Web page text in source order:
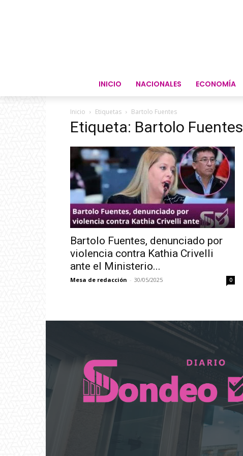
INICIO NACIONALES ECONOMÍA
Inicio Etiquetas Bartolo Fuentes
Etiqueta: Bartolo Fuentes
Bartolo Fuentes, denunciado por
violencia contra Kathia Crivelli
ante el Ministerio...
Mesa de redacción - 30/05/2025 0